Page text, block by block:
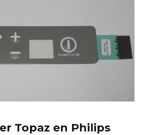
Topaz en Philips